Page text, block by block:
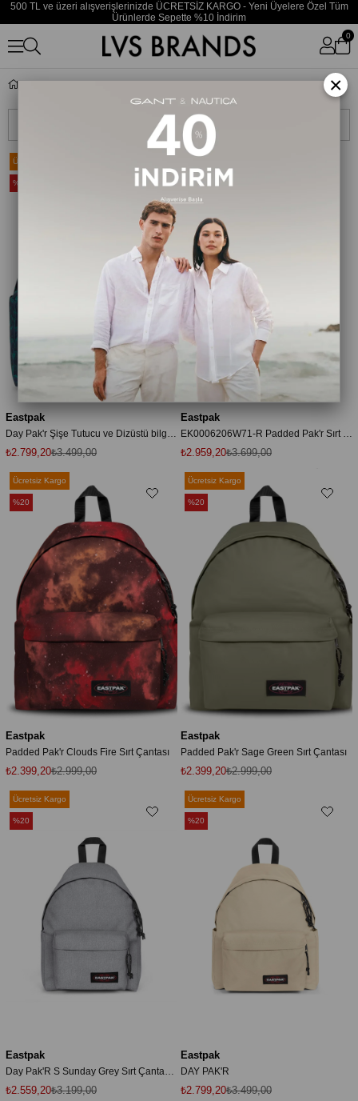
500 TL ve üzeri alışverişlerinizde ÜCRETSİZ KARGO - Yeni Üyelere Özel Tüm
Ürünlerde Sepette %10 İndirim
0
Eastpak
₺2.799,20₺3.499,00
Ücretsiz Kargo
%20
Eastpak
₺2.959,20₺3.699,00
%20
Eastpak
Padded Pak'r Clouds Fire Sırt Çantası
₺2.399,20₺2.999,00
Ücretsiz Kargo
%20
Eastpak
Padded Pak'r Sage Green Sırt Çantası
₺2.399,20₺2.999,00
Ücretsiz Kargo
%20
Eastpak
₺2.559,20₺3.199,00
Ücretsiz Kargo
%20
Eastpak
DAY PAK'R
₺2.799,20₺3.499,00
Ücretsiz Kargo
%20
×